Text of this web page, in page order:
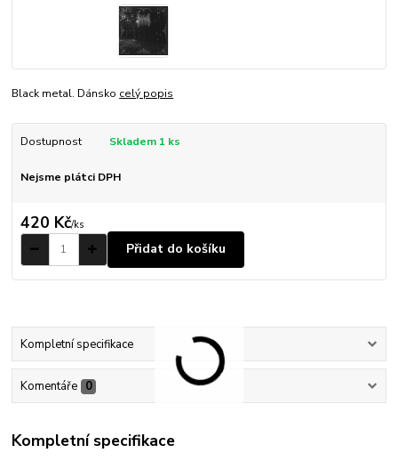
Black metal. Dánsko celý popis
Dostupnost Skladem 1 ks
Nejsme plátci DPH
420 Kč/ks
Přidat do košíku
Kompletní specifikace
Komentáře 0
Kompletní specifikace